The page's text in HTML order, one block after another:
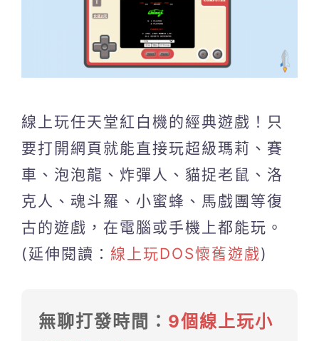
線上玩任天堂紅白機的經典遊戲！只
要打開網頁就能直接玩超級瑪莉、賽
車、泡泡龍、炸彈人、貓捉老鼠、洛
克人、魂斗羅、小蜜蜂、馬戲團等復
古的遊戲，在電腦或手機上都能玩。
(延伸閱讀： 線上玩DOS懷舊遊戲)
無聊打發時間： 9個線上玩小